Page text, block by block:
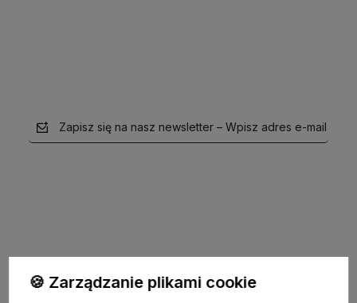
Zapisz się na nasz newsletter – Wpisz adres e-mail
🍪 Zarządzanie plikami cookie